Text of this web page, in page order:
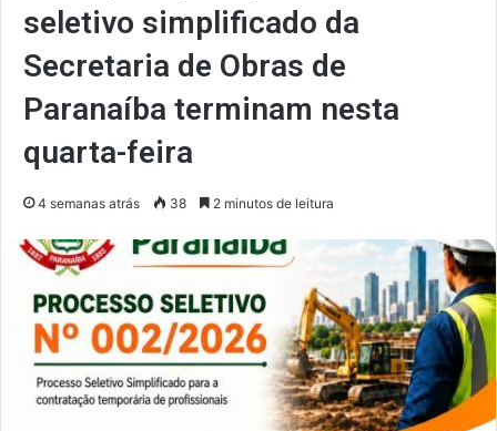
seletivo simplificado da
Secretaria de Obras de
Paranaíba terminam nesta
quarta-feira
4 semanas atrás 38 2 minutos de leitura